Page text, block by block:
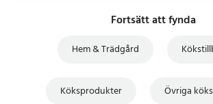
Fortsätt att fynda
Hem & Trädgård
Köksprodukter Övriga